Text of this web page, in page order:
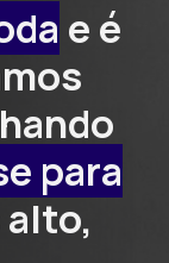
e é
para
alto,